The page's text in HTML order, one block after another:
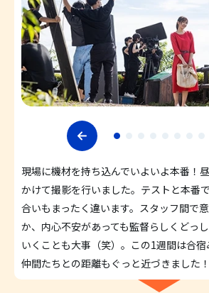
現場に機材を持ち込んでいよいよ本番！
かけて撮影を行いました。テストと本番
合いもまったく違います。スタッフ間で
か、内心不安があっても監督らしくどっ
いくことも大事（笑）。この1週間は合宿
仲間たちとの距離もぐっと近づきました！